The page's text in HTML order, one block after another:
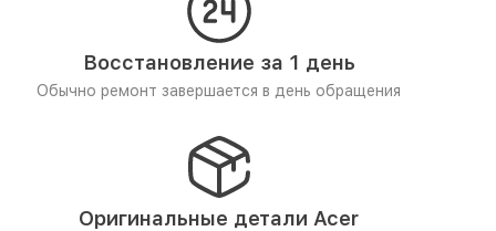
Восстановление за 1 день
Обычно ремонт завершается в день обращения
Оригинальные детали Acer